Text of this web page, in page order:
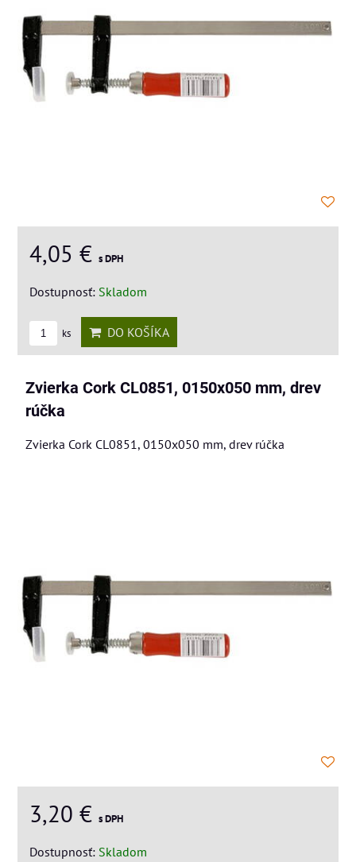
4,05 € s DPH
Dostupnosť: Skladom
ks DO KOŠÍKA
Zvierka Cork CL0851, 0150x050 mm, drev
rúčka
Zvierka Cork CL0851, 0150x050 mm, drev rúčka
3,20 € s DPH
Dostupnosť: Skladom